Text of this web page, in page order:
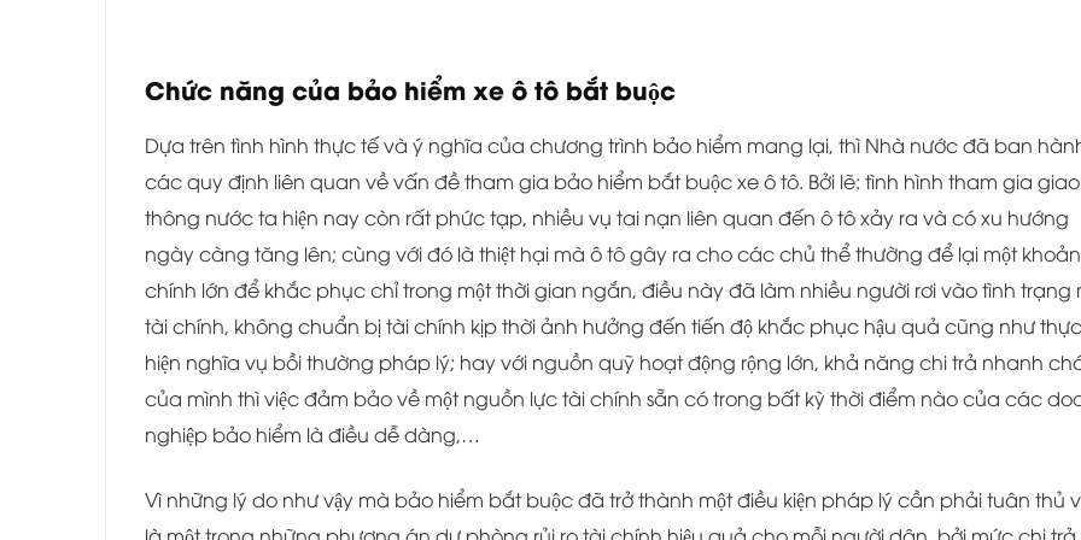
Chức năng của bảo hiểm xe ô tô bắt buộc
Dựa trên tình hình thực tế và ý nghĩa của chương trình bảo hiểm mang lại, thì Nhà nước đã ban
các quy định liên quan về vấn đề tham gia bảo hiểm bắt buộc xe ô tô. Bởi lẽ: tình hình tham gia giao
thông nước ta hiện nay còn rất phức tạp, nhiều vụ tai nạn liên quan đến ô tô xảy ra và có xu hướng
ngày càng tăng lên; cùng với đó là thiệt hại mà ô tô gây ra cho các chủ thể thường để lại một
chính lớn để khắc phục chỉ trong một thời gian ngắn, điều này đã làm nhiều người rơi vào tình trạng
tài chính, không chuẩn bị tài chính kịp thời ảnh hưởng đến tiến độ khắc phục hậu quả cũng như thực
hiện nghĩa vụ bồi thường pháp lý; hay với nguồn quỹ hoạt động rộng lớn, khả năng chi trả nhanh
của mình thì việc đảm bảo về một nguồn lực tài chính sẵn có trong bất kỳ thời điểm nào của các
nghiệp bảo hiểm là điều dễ dàng,…
Vì những lý do như vậy mà bảo hiểm bắt buộc đã trở thành một điều kiện pháp lý cần phải tuân thủ